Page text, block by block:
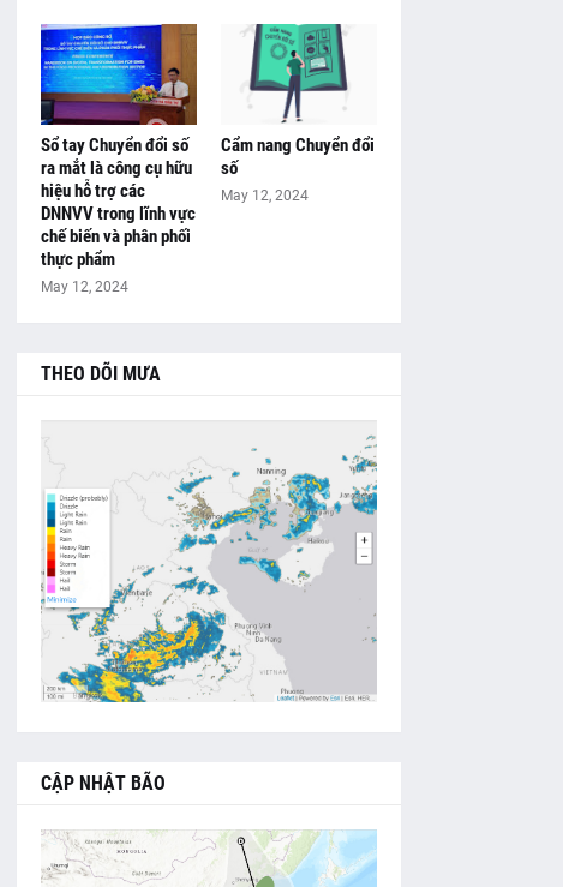
Sổ tay Chuyển đổi số
ra mắt là công cụ hữu
hiệu hỗ trợ các
DNNVV trong lĩnh vực
chế biến và phân phối
thực phẩm
May 12, 2024
Cẩm nang Chuyển đổi
số
May 12, 2024
THEO DÕI MƯA
CẬP NHẬT BÃO